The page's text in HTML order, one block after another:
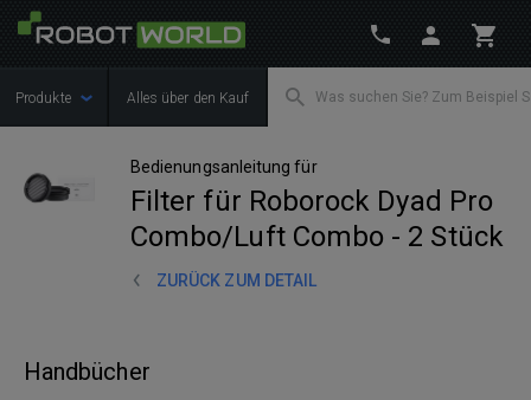
Produkte Alles über den Kauf
Bedienungsanleitung für
Filter für Roborock Dyad Pro
Combo/Luft Combo - 2 Stück
ZURÜCK ZUM DETAIL
Handbücher